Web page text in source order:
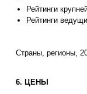
Рейтинги
Рейтинги
Страны, регионы,
6. ЦЕНЫ